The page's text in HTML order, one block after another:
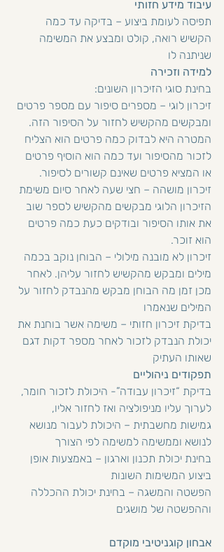
עיבוד מידע חזותי
תפיסה לעומת ביצוע – בדיקה עד כמה
הקשיש רואה, קולט ומבצע את המשימה
שניתנה לו
למידה וזכירה
בחינת סוגי הזיכרון השונים:
זיכרון לוגי – מספרים סיפור עם מספר פרטים
ומבקשים מהקשיש לחזור על הסיפור הזה.
המטרה היא לבדוק כמה פרטים הוא הצליח
לזכור מהסיפור ועד כמה הוא הוסיף פרטים
או המציא פרטים שאינם קשורים לסיפור.
זיכרון מושהה – חצי שעה לאחר סיום משימת
הזיכרון הלוגי מבקשים מהקשיש לספר שוב
את אותו הסיפור ובודקים כעת כמה פרטים
הוא זוכר.
זיכרון לא מובנה מילולי – הבוחן נוקב בכמה
מילים ומבקש מהקשיש לחזור עליהן. לאחר
מכן זמן מה הבוחן מבקש מהנבדק לחזור על
המילים שנאמרו
בדיקת זיכרון חזותי – משימה אשר בוחנת את
יכולת הנבדק לזכור לאחר מספר דקות דגם
שאותו העתיק
תפקודים ניהוליים
בדיקת “זיכרון עבודה”- היכולת לזכור חומר,
לערוך עליו מניפולציה ואז לחזור אליו,
גמישות מחשבתית – היכולת לעבור מנושא
לנושא וממשימה למשימה לפי הצורך
בחינת יכולת תכנון וארגון – באמצעות אופן
ביצוע המשימות השונות
הפשטה והמשגה – בחינת יכולת ההכללה
וההפשטה של מושגים
אבחון קוגניטיבי מוקדם